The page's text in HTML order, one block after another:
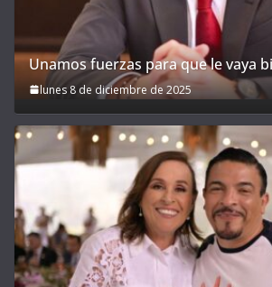
Unamos fuerzas para que le vaya
lunes 8 de diciembre de 2025